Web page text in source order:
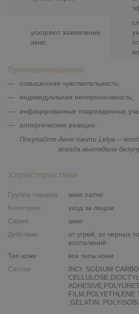
ускоряют заживление
акне;
Противопоказания:
повышенная чувствительность;
индивидуальная непереносимость;
инфицированные поврежденные
аллергические реакции.
Покупайте Акне пачти Lelya –
всегда выглядела
Характеристики
Группа товаров
акне патчи
Категория
уход за лицом
Серия
акне
Действие
от угрей, от черных
воспалений
Тип кожи
все типы кожи
Состав
INCI: SODIUM
FILM,POLYETHLENE
,GELATIN,